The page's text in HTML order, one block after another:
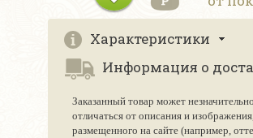
Характеристики
Информация о
Заказанный товар может незначительно
отличаться от описания и
размещенного на сайте (например,